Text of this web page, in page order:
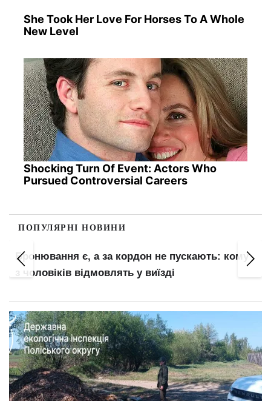
She Took Her Love For Horses To A Whole
New Level
Shocking Turn Of Event: Actors Who
Pursued Controversial Careers
ПОПУЛЯРНІ НОВИНИ
Бронювання є, а за кордон не пускають: кому
з чоловіків відмовлять у виїзді